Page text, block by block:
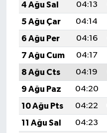
4 Ağu Sal
04:13
5 Ağu Çar
04:14
6 Ağu Per
04:16
7 Ağu Cum
04:17
8 Ağu Cts
04:19
9 Ağu Paz
04:20
10 Ağu Pts
04:22
11 Ağu Sal
04:23